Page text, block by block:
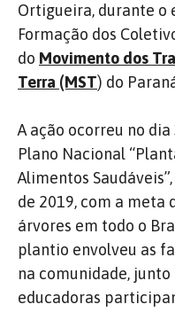
Ortigueira, durante o
Formação dos
do Movimento dos
Terra (MST) do
A ação ocorreu no
Plano Nacional
Alimentos
de 2019, com a meta
árvores em todo o
plantio envolveu as
na comunidade, junto
educadoras